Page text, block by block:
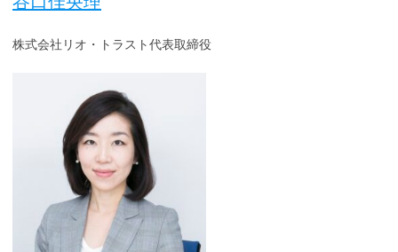
株式会社リオ・トラスト代表取締役